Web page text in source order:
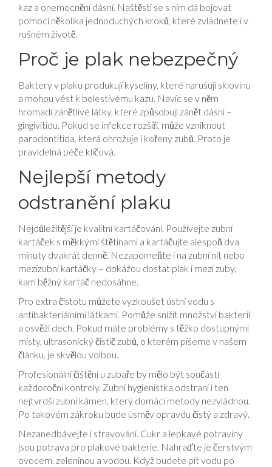
kaz a onemocnění dásní. Naštěstí se s ním dá bojovat
pomocí několika jednoduchých kroků, které zvládnete i v
rušném životě.
Proč je plak nebezpečný
Baktery v plaku produkují kyseliny, které narušují sklovinu
a mohou vést k bolestivému kazu. Navíc se v něm
hromadí zánětlivé látky, které způsobují zánět dásní –
gingivitidu. Pokud se infekce rozšíří, může vzniknout
parodontitida, která ohrožuje i kořeny zubů. Proto je
pravidelná péče klíčová.
Nejlepší metody
odstranění plaku
Nejdůležitější je kvalitní kartáčování. Používejte zubní
kartáček s měkkými štětinami a kartáčujte alespoň dva
minuty dvakrát denně. Nezapomeňte i na zubní nit nebo
mezizubní kartáčky – dokážou dostat plak i mezi zuby,
kam běžný kartáč nedosáhne.
Pro extra čistotu můžete vyzkoušet ústní vodu s
antibakteriálními látkami. Pomůže snížit množství bakterií
a osvěží dech. Pokud máte problémy s těžko dostupnými
místy, ultrasonický čistič zubů, o kterém píšeme v našem
článku, je skvělou volbou.
Profesionální čištění u zubaře by mělo být součástí
každoroční kontroly. Zubní hygienistka odstraní i ten
nejtvrdší zubní kámen, který domácí metody nezvládnou.
Po takovém zákroku bude úsměv opravdu čistý a zdravý.
Nezanedbávejte i stravování. Cukr a lepkavé potraviny
jsou potrava pro plakové bakterie. Nahraďte je čerstvým
ovocem, zeleninou a vodou. Když budete pít vodu po